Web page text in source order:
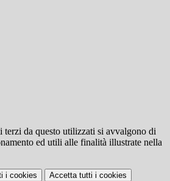
terzi da questo utilizzati si avvalgono di
ed utili alle finalità illustrate nella
i cookies Accetta tutti i cookies